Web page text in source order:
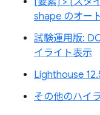
shape のオー
試験運用版:
イライト表示
Lighthouse
その他のハイ